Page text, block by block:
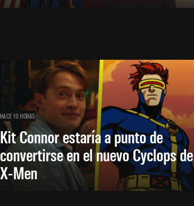
HACE 10 HORAS
Kit Connor estaría a punto de
convertirse en el nuevo Cyclops de
X-Men